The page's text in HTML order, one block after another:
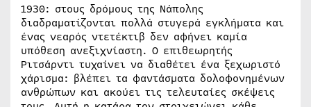
1930: στους δρόμους της Νάπολης
διαδραματίζονται πολλά στυγερά εγκλήματα και
ένας νεαρός ντετέκτιβ δεν αφήνει καμία
υπόθεση ανεξιχνίαστη. Ο επιθεωρητής
Ριτσάρντι τυχαίνει να διαθέτει ένα ξεχωριστό
χάρισμα: βλέπει τα φαντάσματα δολοφονημένων
ανθρώπων και ακούει τις τελευταίες σκέψεις